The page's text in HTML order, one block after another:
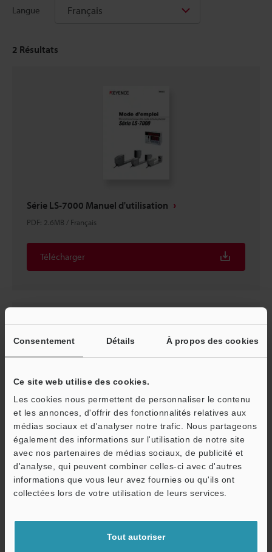
Consentement Détails À propos des cookies
Ce site web utilise des cookies.
Les cookies nous permettent de personnaliser le contenu
et les annonces, d'offrir des fonctionnalités relatives aux
médias sociaux et d'analyser notre trafic. Nous partageons
également des informations sur l'utilisation de notre site
avec nos partenaires de médias sociaux, de publicité et
d'analyse, qui peuvent combiner celles-ci avec d'autres
informations que vous leur avez fournies ou qu'ils ont
collectées lors de votre utilisation de leurs services.
Tout autoriser
Langue Français
2 Résultats
Série LS-7000 Manuel d'utilisation
PDF: 2.6MB / Français
Télécharger
Série LS-7600 Manuel d'utilisation
PDF:1.9MB /Français
Télécharger